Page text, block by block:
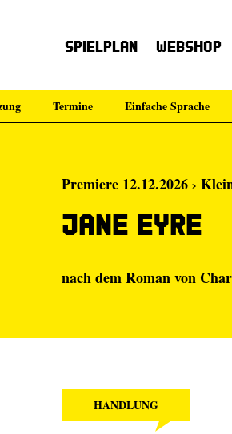
Spielplan Webshop
Termine Einfache Sprache
Premiere 12.12.2026 ›
Jane Eyre
nach dem Roman von
HANDLUNG